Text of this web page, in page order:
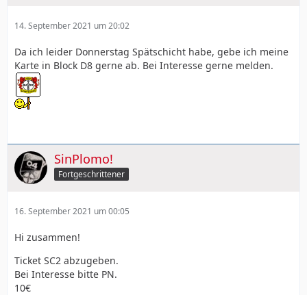
14. September 2021 um 20:02
Da ich leider Donnerstag Spätschicht habe, gebe ich meine
Karte in Block D8 gerne ab. Bei Interesse gerne melden.
SinPlomo!
Fortgeschrittener
16. September 2021 um 00:05
Hi zusammen!
Ticket SC2 abzugeben.
Bei Interesse bitte PN.
10€